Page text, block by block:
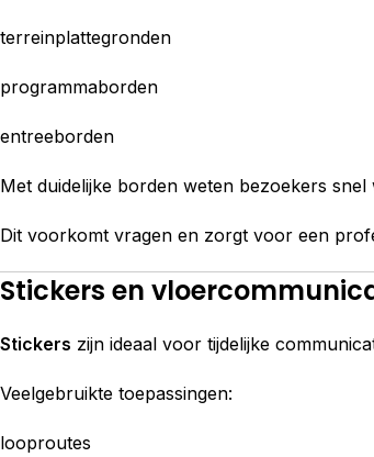
terreinplattegronden
programmaborden
entreeborden
Met duidelijke borden weten bezoekers snel
Dit voorkomt vragen en zorgt voor een
Stickers en
Stickers zijn ideaal voor tijdelijke
Veelgebruikte toepassingen:
looproutes